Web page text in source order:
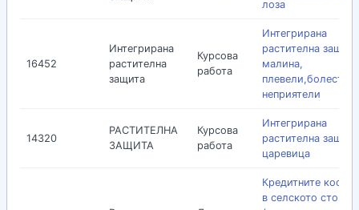
лоза
16452
Интегрирана
растителна
защита
Курсова
работа
Интегрирана
растителна
малина,
плевели,болести и
неприятели
14320
РАСТИТЕЛНА
ЗАЩИТА
Курсова
работа
Интегрирана
растителна
царевица
Кредитните
в селското